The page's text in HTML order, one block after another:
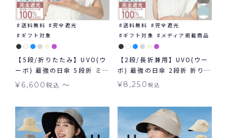
送料無料
完全遮光
ギフト対象
【5段/折りたたみ】UVO(ウ
ーボ) 最強の日傘 5段折 ミニ
コンパクト 無地 切り継ぎ ギ
フト対象 ≪送料無料≫ 晴雨
¥ 6,600税込 〜
送料無料
完全遮光
ギフト対象
メディア掲載商品
【2段/長折兼用】UVO(ウー
ボ) 最強の日傘 2段折 折りた
たみ 長傘 2way ミニ 完全
¥8,250 税込